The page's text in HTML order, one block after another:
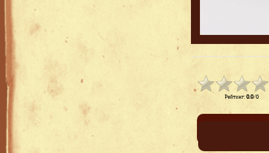
Рейтинг:0.0/0